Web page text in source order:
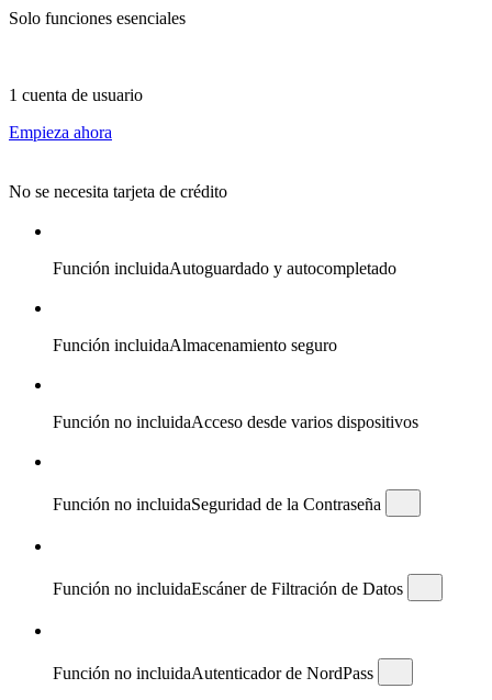
Solo funciones esenciales
1 cuenta de usuario
Empieza ahora
No se necesita tarjeta de crédito
Función incluidaAutoguardado y autocompletado
Función incluidaAlmacenamiento seguro
Función no incluidaAcceso desde varios dispositivos
Función no incluidaSeguridad de la Contraseña
Función no incluidaEscáner de Filtración de Datos
Función no incluidaAutenticador de NordPass